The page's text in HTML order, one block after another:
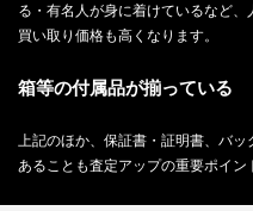
る・有名人が身に着けているなど
買い取り価格も高くなります。
箱等の付属品が揃っている
上記のほか、保証書・証明書、バ
あることも査定アップの重要ポイン